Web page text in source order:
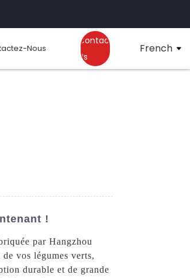
Nous
Contact
Us
French
!
par Hangzhou
vos légumes verts,
durable et de grande